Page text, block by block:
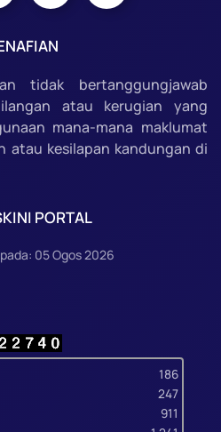
tidak bertanggungjawab
atau kerugian yang
mana-mana maklumat
atau kesilapan kandungan di
PORTAL
05 Ogos 2026
186
247
911